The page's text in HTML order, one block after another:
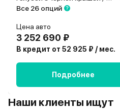
Все 26 опций
Цена авто
3 252 690 ₽
В кредит от 52 925 ₽ / мес.
Подробнее
Наши клиенты ищут